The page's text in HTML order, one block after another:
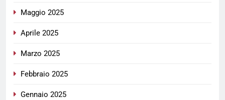
Maggio 2025
Aprile 2025
Marzo 2025
Febbraio 2025
Gennaio 2025